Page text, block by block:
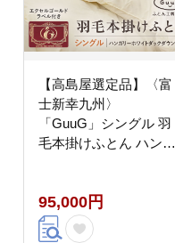
【高島屋選定品】〈富
士新幸九州〉
「GuuG」シングル 羽
毛本掛けふとん ハンガ
毛 布団 本掛け
[JFJ049] 95000 95000
95,000円